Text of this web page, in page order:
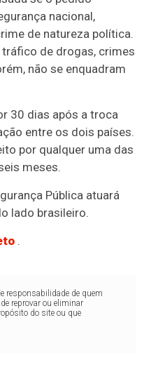
nacional,
de natureza política.
de drogas, crimes
não se enquadram
30 dias após a troca
entre os dois países.
por qualquer uma das
meses.
Pública atuará
lado brasileiro.
.
responsabilidade de quem
reprovar ou eliminar
do site ou que